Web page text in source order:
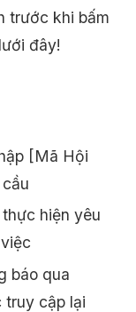
trước khi bấm
đây!
[Mã Hội
hiện yêu
báo qua
truy cập lại